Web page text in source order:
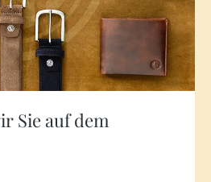
Sie auf dem